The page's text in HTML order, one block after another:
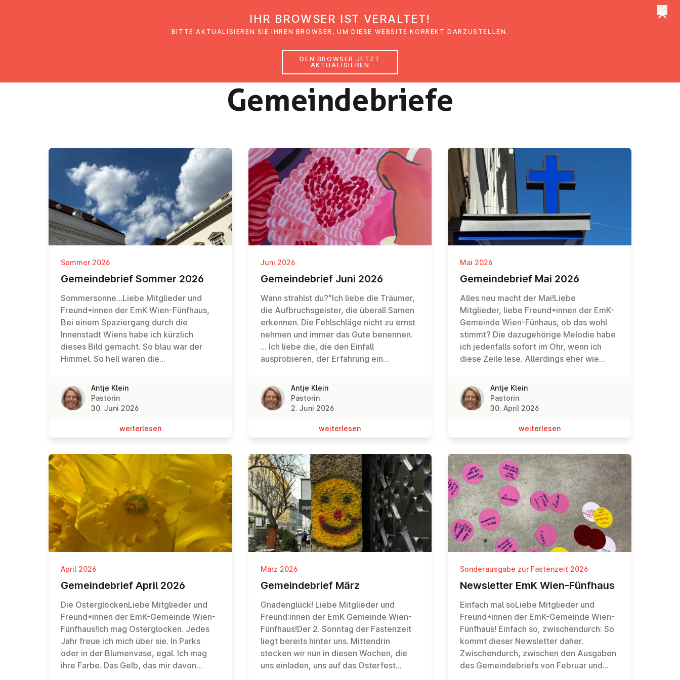
Glaubensimpulse News Veranstaltungen
Ge­mein­de­brie­fe
2026
Sommer 2026
Ge­mein­de­brief Sommer 2026
Sommersonne...Liebe Mitglieder und
Freund*innen der EmK Wien-Fünfhaus,
Bei einem Spaziergang durch die
Innenstadt Wiens habe ich kürzlich
dieses Bild gemacht. So blau war der
Himmel. So hell waren die
mit seiner Sommersonne!
Antje Klein
Pastorin
30. Juni 2026
wei­ter­le­sen
Juni 2026
Ge­mein­de­brief Juni 2026
Wann strahlst du?"Ich liebe die Träumer,
die Aufbruchsgeister, die überall Samen
erkennen. Die Fehlschläge nicht zu ernst
nehmen und immer das Gute benennen.
... Ich liebe die, die den Einfall
ausprobieren, der Erfahrung ein
Misserfolgen heil hindurch schlängeln
und deren Augen leuchten, wenn sie
fragen..."
Antje Klein
Pastorin
2. Juni 2026
wei­ter­le­sen
Mai 2026
Ge­mein­de­brief Mai 2026
Alles neu macht der Mai!Liebe
Mitglieder, liebe Freund*innen der EmK-
Gemeinde Wien-Fünhaus, ob das wohl
stimmt? Die dazugehörige Melodie habe
ich jedenfalls sofort im Ohr, wenn ich
diese Zeile lese. Allerdings eher wie
den direkten Anschluss "macht die Seele
frisch und frei" hinaus weiß ich dann auch
schon nicht mehr weiter. Das Lied "Alles
des 19. Jahrhunderts und war sogar
in Preußen gesetzlich vorgeschrieben.
Mittlerweile ist der Anfangssatz über das
alte Lied hinaus längst zu einem
geflügelten Wort geworden, auch in
Österreich.
Antje Klein
Pastorin
30. April 2026
wei­ter­le­sen
April 2026
Ge­mein­de­brief April 2026
Die OsterglockenLiebe Mitglieder und
Freund*innen der EmK-Gemeinde Wien-
Fünfhaus!Ich mag Osterglocken. Jedes
Jahr freue ich mich über sie. In Parks
oder in der Blumenvase, egal. Ich mag
ihre Farbe. Das Gelb, das mir davon
März 2026
Ge­mein­de­brief März
Gnadenglück! Liebe Mitglieder und
Freund:innen der EmK Gemeinde Wien-
Fünfhaus!Der 2. Sonntag der Fastenzeit
liegt bereits hinter uns. Mittendrin
stecken wir nun in diesen Wochen, die
uns einladen, uns auf das Osterfest
Sonderausgabe zur Fastenzeit 2026
News­let­ter EmK Wien-Fünfhaus
Einfach mal soLiebe Mitglieder und
Freund*innen der EmK-Gemeinde Wien-
Fünfhaus! Einfach so, zwischendurch: So
kommt dieser Newsletter daher.
Zwischendurch, zwischen den Ausgaben
des Gemeindebriefs von Februar und
IHR BROWSER IST VERALTET!
BITTE AKTUALISIEREN SIE IHREN BROWSER, UM DIESE WEBSITE KORREKT DARZUSTELLEN.
DEN BROWSER JETZT
AKTUALISIEREN
×